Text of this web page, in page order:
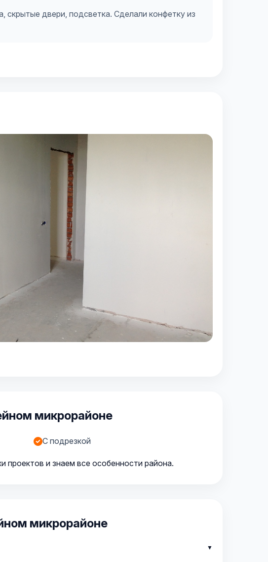
двери, подсветка. Сделали конфетку из
микрорайоне
С подрезкой
и знаем все особенности района.
микрорайоне